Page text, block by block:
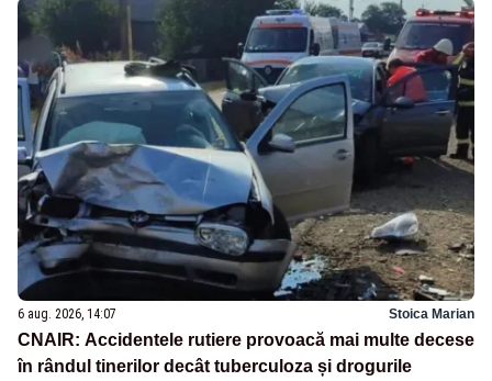
6 aug. 2026, 14:07 Stoica Marian
CNAIR: Accidentele rutiere provoacă mai multe decese
în rândul tinerilor decât tuberculoza și drogurile